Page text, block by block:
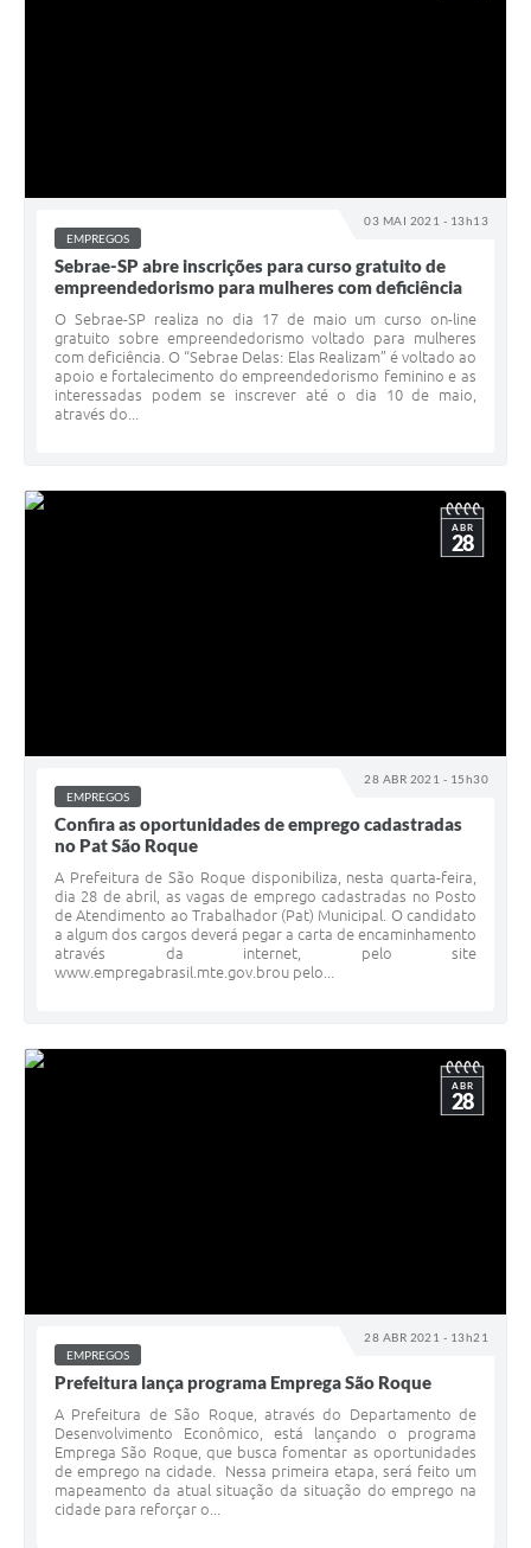
03 MAI 2021 - 13h13
EMPREGOS
Sebrae-SP abre inscrições para curso gratuito de
empreendedorismo para mulheres com deficiência
O Sebrae-SP realiza no dia 17 de maio um curso on-line
gratuito sobre empreendedorismo voltado para mulheres
com deficiência. O “Sebrae Delas: Elas Realizam” é voltado ao
apoio e fortalecimento do empreendedorismo feminino e as
interessadas podem se inscrever até o dia 10 de maio,
através do...
28 ABR 2021 - 15h30
ABR
28
EMPREGOS
Confira as oportunidades de emprego cadastradas
no Pat São Roque
A Prefeitura de São Roque disponibiliza, nesta quarta-feira,
dia 28 de abril, as vagas de emprego cadastradas no Posto
de Atendimento ao Trabalhador (Pat) Municipal. O candidato
a algum dos cargos deverá pegar a carta de encaminhamento
através da internet, pelo site
www.empregabrasil.mte.gov.brou pelo...
28 ABR 2021 - 13h21
ABR
28
EMPREGOS
Prefeitura lança programa Emprega São Roque
A Prefeitura de São Roque, através do Departamento de
Desenvolvimento Econômico, está lançando o programa
Emprega São Roque, que busca fomentar as oportunidades
de emprego na cidade. Nessa primeira etapa, será feito um
mapeamento da atual situação da situação do emprego na
cidade para reforçar o...